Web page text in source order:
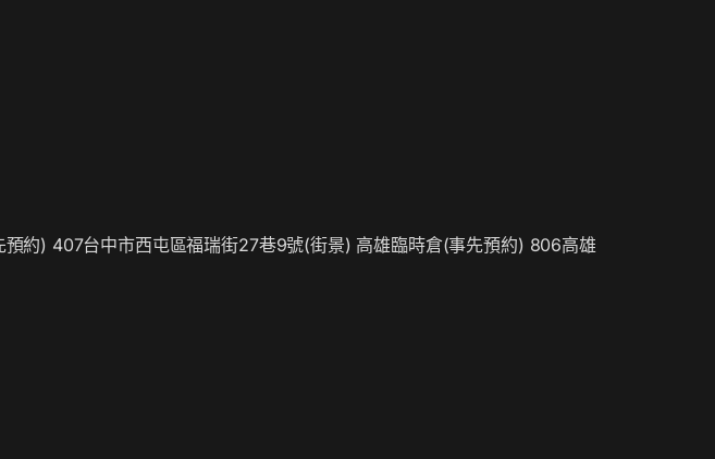
約) 407台中市西屯區福瑞街27巷9號(街景) 高雄臨時倉(事先預約) 806高雄